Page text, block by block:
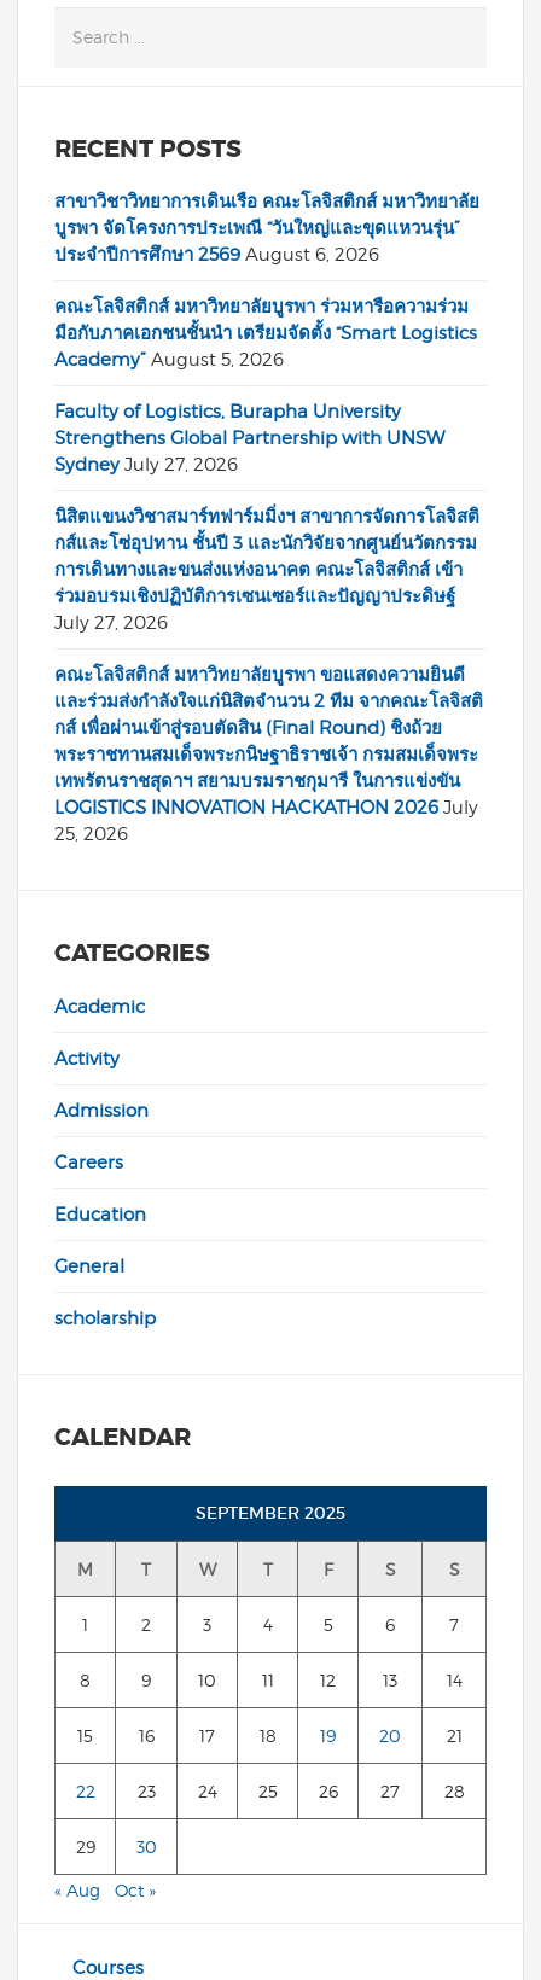
RECENT POSTS
สาขาวิชาวิทยาการเดินเรือ คณะโลจิสติกส์ มหาวิทยาลัย
บูรพา จัดโครงการประเพณี “วันใหญ่และขุดแหวนรุ่น”
ประจำปีการศึกษา 2569 August 6, 2026
คณะโลจิสติกส์ มหาวิทยาลัยบูรพา ร่วมหารือความร่วม
มือกับภาคเอกชนชั้นนำ เตรียมจัดตั้ง “Smart Logistics
Academy” August 5, 2026
Faculty of Logistics, Burapha University
Strengthens Global Partnership with UNSW
Sydney July 27, 2026
นิสิตแขนงวิชาสมาร์ทฟาร์มมิ่งฯ สาขาการจัดการโลจิสติ
กส์และโซ่อุปทาน ชั้นปี 3 และนักวิจัยจากศูนย์นวัตกรรม
การเดินทางและขนส่งแห่งอนาคต คณะโลจิสติกส์ เข้า
ร่วมอบรมเชิงปฏิบัติการเซนเซอร์และปัญญาประดิษฐ์
July 27, 2026
คณะโลจิสติกส์ มหาวิทยาลัยบูรพา ขอแสดงความยินดี
และร่วมส่งกำลังใจแก่นิสิตจำนวน 2 ทีม จากคณะโลจิสติ
กส์ เพื่อผ่านเข้าสู่รอบตัดสิน (Final Round) ชิงถ้วย
พระราชทานสมเด็จพระกนิษฐาธิราชเจ้า กรมสมเด็จพระ
เทพรัตนราชสุดาฯ สยามบรมราชกุมารี ในการแข่งขัน
LOGISTICS INNOVATION HACKATHON 2026 July
25, 2026
CATEGORIES
Academic
Activity
Admission
Careers
Education
General
scholarship
CALENDAR
SEPTEMBER 2025
M T W T F S S
1 2 3 4 5 6 7
8 9 10 11 12 13 14
15 16 17 18 19 20 21
22 23 24 25 26 27 28
29 30
« Aug Oct »
Courses